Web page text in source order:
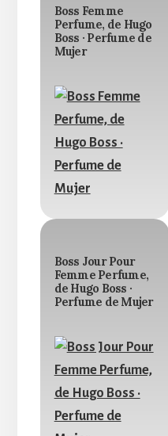
Boss Femme
Perfume, de Hugo
Boss · Perfume de
Mujer
Boss Jour Pour
Femme Perfume,
de Hugo Boss ·
Perfume de Mujer